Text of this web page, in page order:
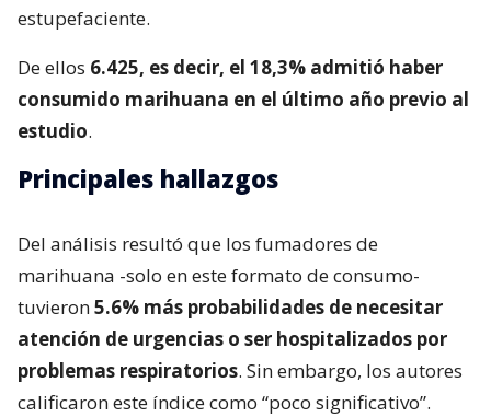
estupefaciente.
De ellos 6.425, es decir, el 18,3% admitió haber
consumido marihuana en el último año previo al
estudio.
Principales hallazgos
Del análisis resultó que los fumadores de
marihuana -solo en este formato de consumo-
tuvieron5.6% más probabilidades de necesitar
atención de urgencias o ser hospitalizados por
problemas respiratorios. Sin embargo, los autores
calificaron este índice como “poco significativo”.